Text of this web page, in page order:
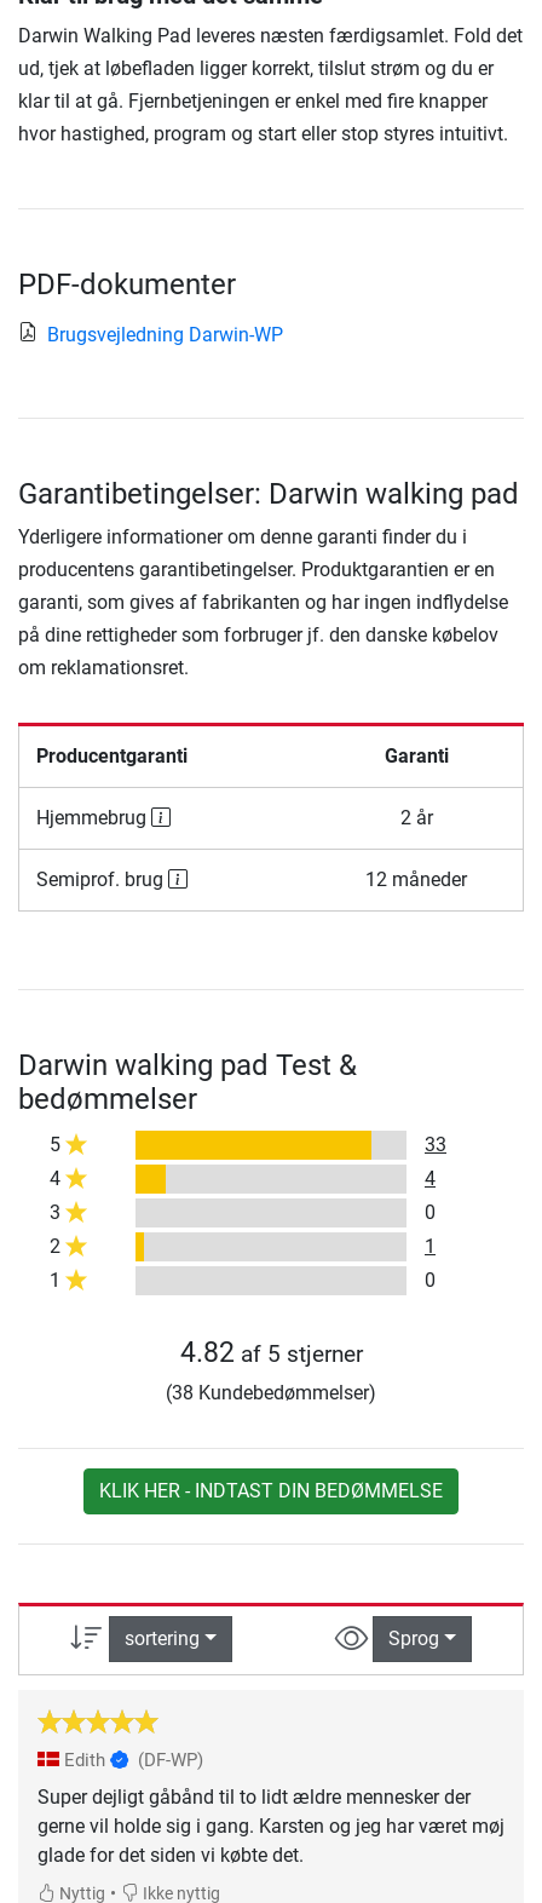
Darwin Walking Pad leveres næsten færdigsamlet. Fold det
ud, tjek at løbefladen ligger korrekt, tilslut strøm og du er
klar til at gå. Fjernbetjeningen er enkel med fire knapper
hvor hastighed, program og start eller stop styres intuitivt.
PDF-dokumenter
Brugsvejledning Darwin-WP
Garantibetingelser: Darwin walking pad
Yderligere informationer om denne garanti finder du i
producentens garantibetingelser. Produktgarantien er en
garanti, som gives af fabrikanten og har ingen indflydelse
på dine rettigheder som forbruger jf. den danske købelov
om reklamationsret.
Producentgaranti Garanti
Hjemmebrug 2 år
Semiprof. brug 12 måneder
Darwin walking pad Test &
bedømmelser
5
33
4
4
3
0
2
1
1
0
4.82 af 5 stjerner
(38 Kundebedømmelser)
KLIK HER - INDTAST DIN BEDØMMELSE
sortering Sprog
Edith (DF-WP)
Super dejligt gåbånd til to lidt ældre mennesker der
gerne vil holde sig i gang. Karsten og jeg har været møj
glade for det siden vi købte det.
Nyttig • Ikke nyttig